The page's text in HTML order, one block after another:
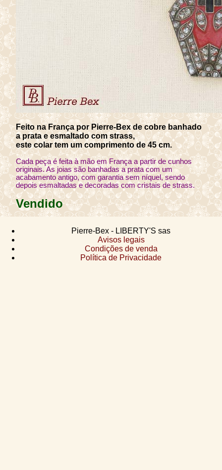
Feito na França por Pierre-Bex de cobre banhado
a prata e esmaltado com strass,
este colar tem um comprimento de 45 cm.
Cada peça é feita à mão em França a partir de cunhos
originais. As joias são banhadas a prata com um
acabamento antigo, com garantia sem níquel, sendo
depois esmaltadas e decoradas com cristais de strass.
Vendido
Pierre-Bex - LIBERTY'S sas
Avisos legais
Condições de venda
Política de Privacidade